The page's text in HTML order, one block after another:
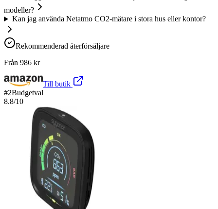
modeller?
Kan jag använda Netatmo CO2-mätare i stora hus eller kontor?
Rekommenderad återförsäljare
Från 986 kr
Till butik
#2Budgetval
8.8/10